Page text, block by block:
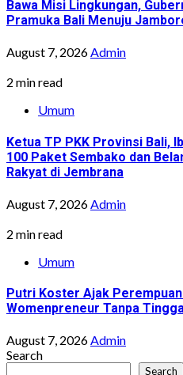
Bawa Misi Lingkungan,
Pramuka Bali Menuju
August 7, 2026Admin
2 min read
Umum
Ketua TP PKK Provinsi Bali,
100 Paket Sembako dan
Rakyat di Jembrana
August 7, 2026Admin
2 min read
Umum
Putri Koster Ajak
Womenpreneur Tanpa
August 7, 2026Admin
Search
Search